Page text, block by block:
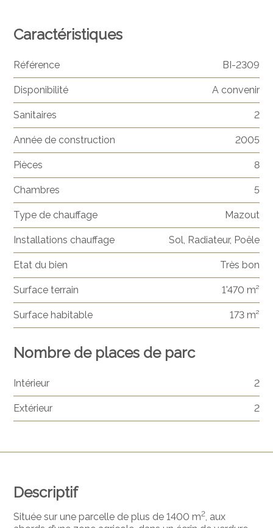
Descriptif
Située sur une parcelle de plus de 1400 m2, aux
Caractéristiques
Référence BI-2309
Disponibilité A convenir
Sanitaires 2
Année de construction 2005
Pièces 8
Chambres 5
Type de chauffage Mazout
Installations chauffage Sol, Radiateur, Poêle
Etat du bien Très bon
Surface terrain 1'470 m²
Surface habitable 173 m²
Nombre de places de parc
Intérieur 2
Extérieur 2